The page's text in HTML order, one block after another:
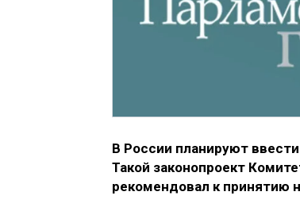
В России планируют
Такой законопроект
рекомендовал к принятию